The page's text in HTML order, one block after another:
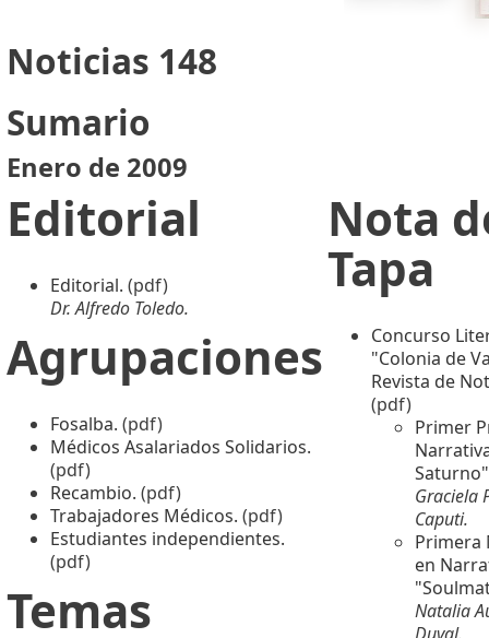
Noticias 148
Sumario
Enero de 2009
Editorial
Editorial. (pdf)
Dr. Alfredo Toledo.
Agrupaciones
Fosalba. (pdf)
Médicos Asalariados Solidarios.
(pdf)
Recambio. (pdf)
Trabajadores Médicos. (pdf)
Estudiantes independientes.
(pdf)
Temas
Nota
Tapa
Concurso
"Colonia de
Revista de
(pdf)
Primer
Graciela
Caputi.
Primera
en
Natalia